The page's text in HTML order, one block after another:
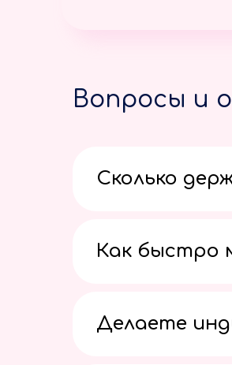
Вопросы и
Сколько
Как быстро
Делаете